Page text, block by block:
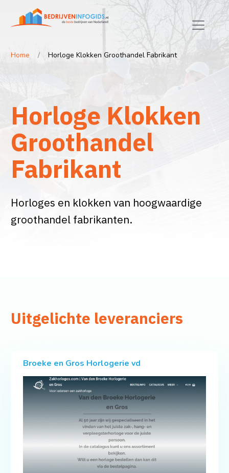
Home Horloge Klokken Groothandel Fabrikant
Horloge Klokken
Groothandel
Fabrikant
Horloges en klokken van hoogwaardige
groothandel fabrikanten.
Uitgelichte leveranciers
Broeke en Gros Horlogerie vd